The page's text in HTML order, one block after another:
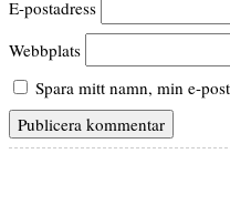
E-postadress
Webbplats
Spara mitt namn, min e-